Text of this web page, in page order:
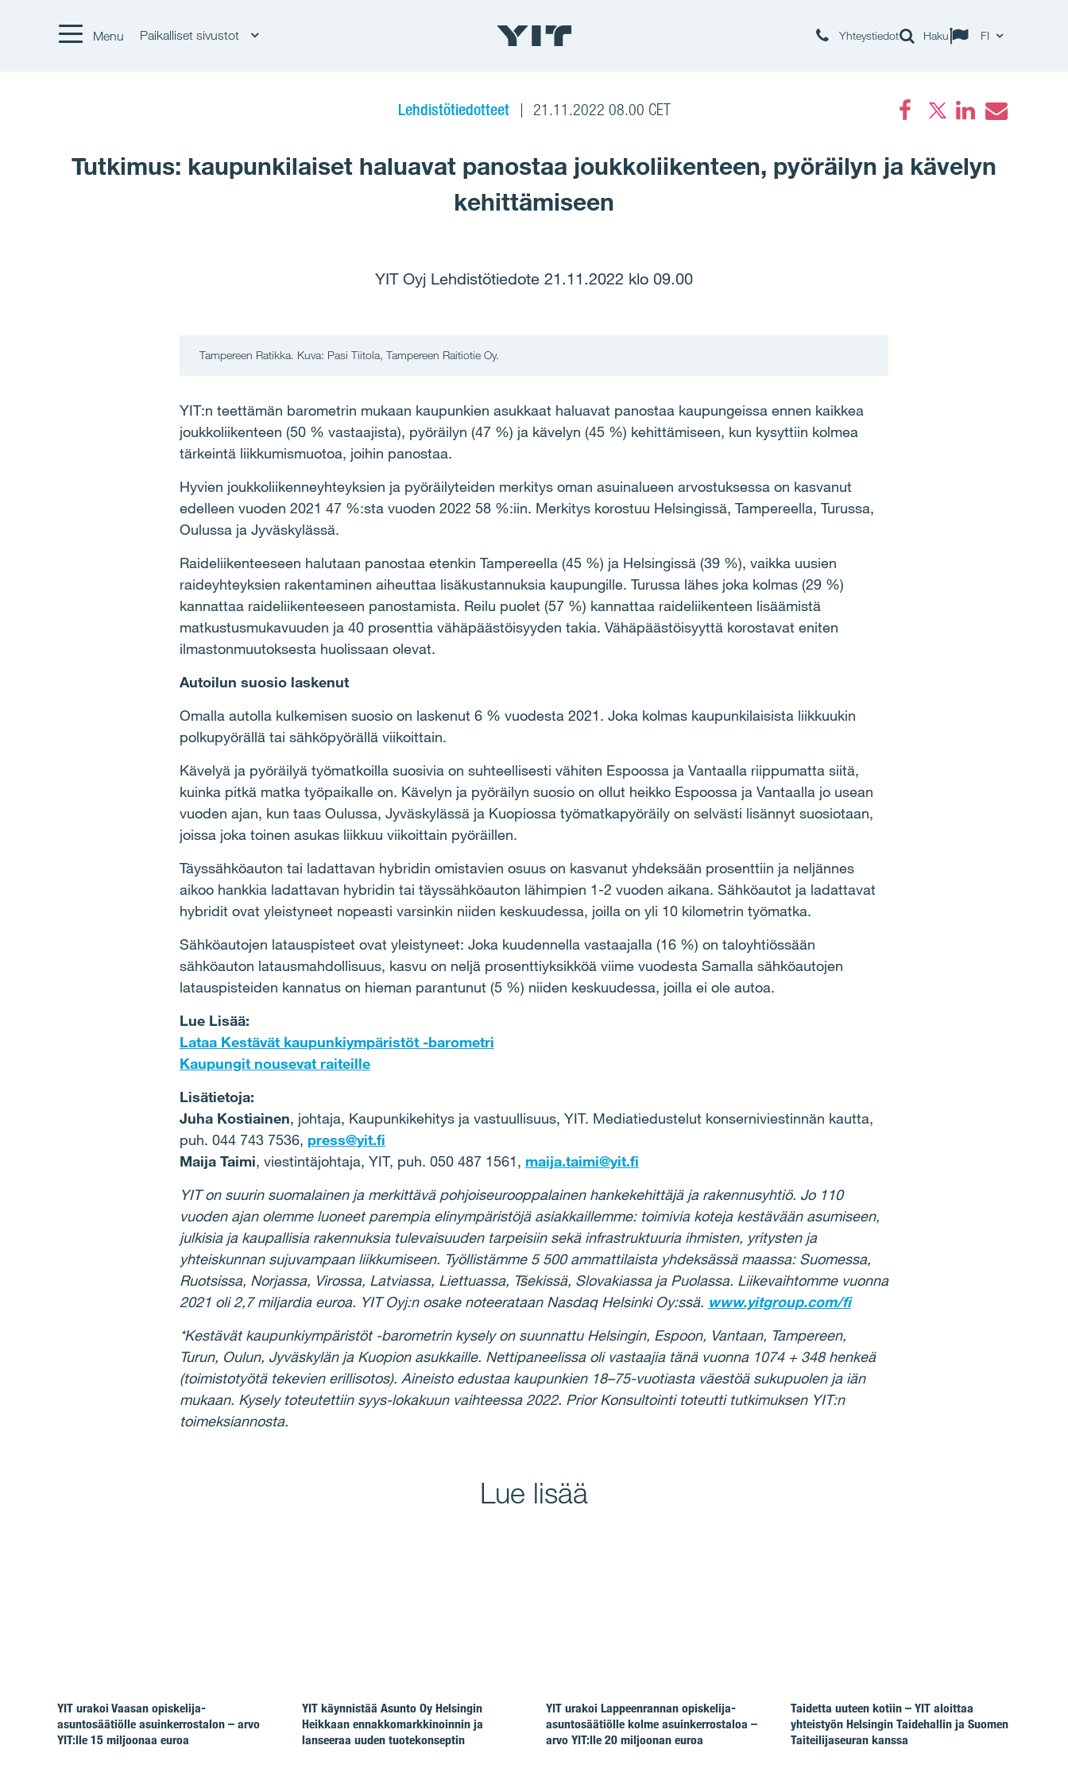
Menu Paikalliset sivustot Yhteystiedot Haku FI
Lehdistötiedotteet 21.11.2022 08.00 CET
Tutkimus: kaupunkilaiset haluavat panostaa joukkoliikenteen, pyöräilyn ja kävelyn
kehittämiseen
YIT Oyj Lehdistötiedote 21.11.2022 klo 09.00
Tampereen Ratikka. Kuva: Pasi Tiitola, Tampereen Raitiotie Oy.
YIT:n teettämän barometrin mukaan kaupunkien asukkaat haluavat panostaa kaupungeissa ennen kaikkea
joukkoliikenteen (50 % vastaajista), pyöräilyn (47 %) ja kävelyn (45 %) kehittämiseen, kun kysyttiin kolmea
tärkeintä liikkumismuotoa, joihin panostaa.
Hyvien joukkoliikenneyhteyksien ja pyöräilyteiden merkitys oman asuinalueen arvostuksessa on kasvanut
edelleen vuoden 2021 47 %:sta vuoden 2022 58 %:iin. Merkitys korostuu Helsingissä, Tampereella, Turussa,
Oulussa ja Jyväskylässä.
Raideliikenteeseen halutaan panostaa etenkin Tampereella (45 %) ja Helsingissä (39 %), vaikka uusien
raideyhteyksien rakentaminen aiheuttaa lisäkustannuksia kaupungille. Turussa lähes joka kolmas (29 %)
kannattaa raideliikenteeseen panostamista. Reilu puolet (57 %) kannattaa raideliikenteen lisäämistä
matkustusmukavuuden ja 40 prosenttia vähäpäästöisyyden takia. Vähäpäästöisyyttä korostavat eniten
ilmastonmuutoksesta huolissaan olevat.
Autoilun suosio laskenut
Omalla autolla kulkemisen suosio on laskenut 6 % vuodesta 2021. Joka kolmas kaupunkilaisista liikkuukin
polkupyörällä tai sähköpyörällä viikoittain.
Kävelyä ja pyöräilyä työmatkoilla suosivia on suhteellisesti vähiten Espoossa ja Vantaalla riippumatta siitä,
kuinka pitkä matka työpaikalle on. Kävelyn ja pyöräilyn suosio on ollut heikko Espoossa ja Vantaalla jo usean
vuoden ajan, kun taas Oulussa, Jyväskylässä ja Kuopiossa työmatkapyöräily on selvästi lisännyt suosiotaan,
joissa joka toinen asukas liikkuu viikoittain pyöräillen.
Täyssähköauton tai ladattavan hybridin omistavien osuus on kasvanut yhdeksään prosenttiin ja neljännes
aikoo hankkia ladattavan hybridin tai täyssähköauton lähimpien 1-2 vuoden aikana. Sähköautot ja ladattavat
hybridit ovat yleistyneet nopeasti varsinkin niiden keskuudessa, joilla on yli 10 kilometrin työmatka.
Sähköautojen latauspisteet ovat yleistyneet: Joka kuudennella vastaajalla (16 %) on taloyhtiössään
sähköauton latausmahdollisuus, kasvu on neljä prosenttiyksikköä viime vuodesta Samalla sähköautojen
latauspisteiden kannatus on hieman parantunut (5 %) niiden keskuudessa, joilla ei ole autoa.
Lue Lisää:
Lataa Kestävät kaupunkiympäristöt -barometri
Kaupungit nousevat raiteille
Lisätietoja:
Juha Kostiainen, johtaja, Kaupunkikehitys ja vastuullisuus, YIT. Mediatiedustelut konserniviestinnän kautta,
puh. 044 743 7536, press@yit.fi
Maija Taimi, viestintäjohtaja, YIT, puh. 050 487 1561, maija.taimi@yit.fi
YIT on suurin suomalainen ja merkittävä pohjoiseurooppalainen hankekehittäjä ja rakennusyhtiö. Jo 110
vuoden ajan olemme luoneet parempia elinympäristöjä asiakkaillemme: toimivia koteja kestävään asumiseen,
julkisia ja kaupallisia rakennuksia tulevaisuuden tarpeisiin sekä infrastruktuuria ihmisten, yritysten ja
yhteiskunnan sujuvampaan liikkumiseen. Työllistämme 5 500 ammattilaista yhdeksässä maassa: Suomessa,
Ruotsissa, Norjassa, Virossa, Latviassa, Liettuassa, Tšekissä, Slovakiassa ja Puolassa. Liikevaihtomme vuonna
2021 oli 2,7 miljardia euroa. YIT Oyj:n osake noteerataan Nasdaq Helsinki Oy:ssä. www.yitgroup.com/fi
*Kestävät kaupunkiympäristöt -barometrin kysely on suunnattu Helsingin, Espoon, Vantaan, Tampereen,
Turun, Oulun, Jyväskylän ja Kuopion asukkaille. Nettipaneelissa oli vastaajia tänä vuonna 1074 + 348 henkeä
(toimistotyötä tekevien erillisotos). Aineisto edustaa kaupunkien 18–75-vuotiasta väestöä sukupuolen ja iän
mukaan. Kysely toteutettiin syys-lokakuun vaihteessa 2022. Prior Konsultointi toteutti tutkimuksen YIT:n
toimeksiannosta.
Lue lisää
YIT urakoi Vaasan opiskelija-
asuntosäätiölle asuinkerrostalon – arvo
YIT:lle 15 miljoonaa euroa
YIT käynnistää Asunto Oy Helsingin
Heikkaan ennakkomarkkinoinnin ja
lanseeraa uuden tuotekonseptin
YIT urakoi Lappeenrannan opiskelija-
asuntosäätiölle kolme asuinkerrostaloa –
arvo YIT:lle 20 miljoonan euroa
Taidetta uuteen kotiin – YIT aloittaa
yhteistyön Helsingin Taidehallin ja Suomen
Taiteilijaseuran kanssa